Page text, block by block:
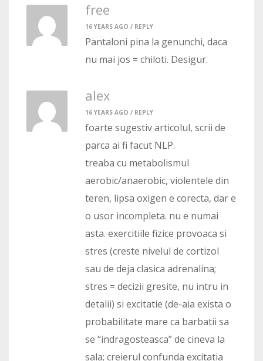
free
16 YEARS AGO / REPLY
Pantaloni pina la genunchi, daca
nu mai jos = chiloti. Desigur.
alex
16 YEARS AGO / REPLY
foarte sugestiv articolul, scrii de
parca ai fi facut NLP.
treaba cu metabolismul
aerobic/anaerobic, violentele din
teren, lipsa oxigen e corecta, dar e
o usor incompleta. nu e numai
asta. exercitiile fizice provoaca si
stres (creste nivelul de cortizol
sau de deja clasica adrenalina;
stres = decizii gresite, nu intru in
detalii) si excitatie (de-aia exista o
probabilitate mare ca barbatii sa
se “indragosteasca” de cineva la
sala; creierul confunda excitatia